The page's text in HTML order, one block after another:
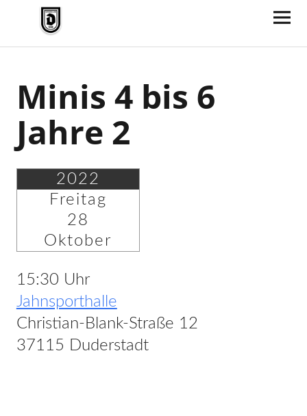
TV Jahn Duderstadt
Minis 4 bis 6
Jahre 2
2022
Freitag
28
Oktober
15:30 Uhr
Jahnsporthalle
Christian-Blank-Straße 12
37115 Duderstadt